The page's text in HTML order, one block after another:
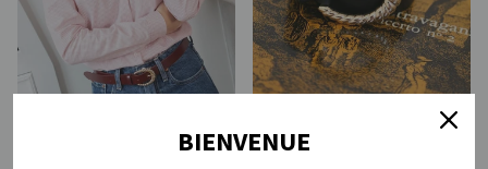
Chemise Sarah - rayures rosesBIENVENUE